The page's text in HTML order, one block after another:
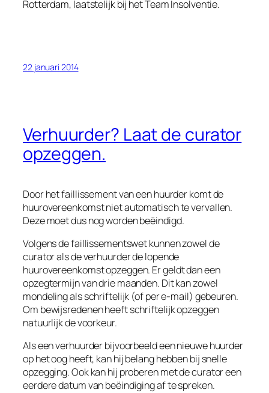
Rotterdam, laatstelijk bij het Team Insolventie.
22 januari 2014
Verhuurder? Laat de curator
opzeggen.
Door het faillissement van een huurder komt de
huurovereenkomst niet automatisch te vervallen.
Deze moet dus nog worden beëindigd.
Volgens de faillissementswet kunnen zowel de
curator als de verhuurder de lopende
huurovereenkomst opzeggen. Er geldt dan een
opzegtermijn van drie maanden. Dit kan zowel
mondeling als schriftelijk (of per e-mail) gebeuren.
Om bewijsredenen heeft schriftelijk opzeggen
natuurlijk de voorkeur.
Als een verhuurder bijvoorbeeld een nieuwe huurder
op het oog heeft, kan hij belang hebben bij snelle
opzegging. Ook kan hij proberen met de curator een
eerdere datum van beëindiging af te spreken.